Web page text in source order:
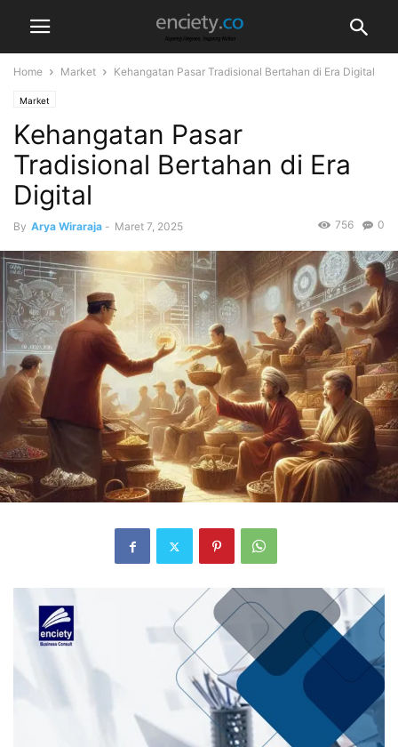
Home Market Kehangatan Pasar Tradisional Bertahan di Era Digital
Market
Kehangatan Pasar
Tradisional Bertahan di Era
Digital
By Arya Wiraraja - Maret 7, 2025 0
756